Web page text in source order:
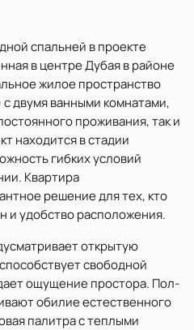
спальней в проекте
в центре Дубая в районе
жилое пространство
двумя ванными комнатами,
проживания, так и
находится в стадии
гибких условий
Квартира
решение для тех, кто
и удобство расположения.
открытую
свободной
ощущение простора. Пол-
обилие естественного
палитра с теплыми